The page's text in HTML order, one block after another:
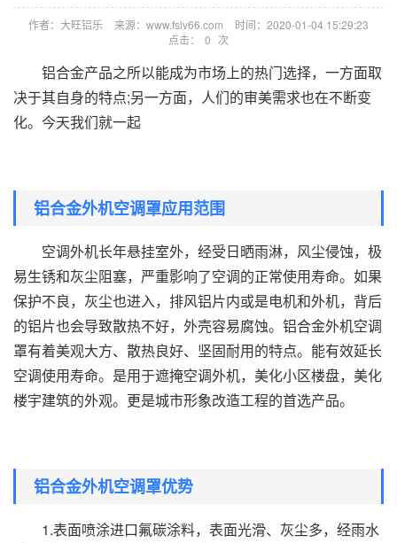
作者：大旺铝乐 来源：www.fslv66.com
时间：2020-01-04 15:29:23
点击：
0 次
铝合金产品之所以能成为市场上的热门选择，一方面取
决于其自身的特点;另一方面，人们的审美需求也在不断变
化。今天我们就一起
铝合金外机空调罩应用范围
空调外机长年悬挂室外，经受日晒雨淋，风尘侵蚀，极
易生锈和灰尘阻塞，严重影响了空调的正常使用寿命。如果
保护不良，灰尘也进入，排风铝片内或是电机和外机，背后
的铝片也会导致散热不好，外壳容易腐蚀。铝合金外机空调
罩有着美观大方、散热良好、坚固耐用的特点。能有效延长
空调使用寿命。是用于遮掩空调外机，美化小区楼盘，美化
楼宇建筑的外观。更是城市形象改造工程的首选产品。
铝合金外机空调罩优势
1.表面喷涂进口氟碳涂料，表面光滑、灰尘多，经雨水